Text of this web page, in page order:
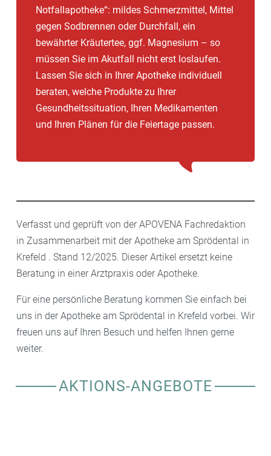
Notfallapotheke“: mildes Schmerzmittel, Mittel
gegen Sodbrennen oder Durchfall, ein
bewährter Kräutertee, ggf. Magnesium – so
müssen Sie im Akutfall nicht erst loslaufen.
Lassen Sie sich in Ihrer Apotheke individuell
beraten, welche Produkte zu Ihrer
Gesundheitssituation, Ihren Medikamenten
und Ihren Plänen für die Feiertage passen.
Verfasst und geprüft von der APOVENA Fachredaktion
in Zusammenarbeit mit der Apotheke am Sprödental in
Krefeld . Stand 12/2025. Dieser Artikel ersetzt keine
Beratung in einer Arztpraxis oder Apotheke.
Für eine persönliche Beratung kommen Sie einfach bei
uns in der Apotheke am Sprödental in Krefeld vorbei. Wir
freuen uns auf Ihren Besuch und helfen Ihnen gerne
weiter.
AKTIONS-ANGEBOTE